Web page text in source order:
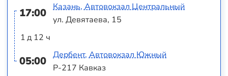
17:00
1 д 12 ч
05:00
Казань, Автовокзал Центральный
ул. Девятаева, 15
Дербент, Автовокзал Южный
Р-217 Кавказ